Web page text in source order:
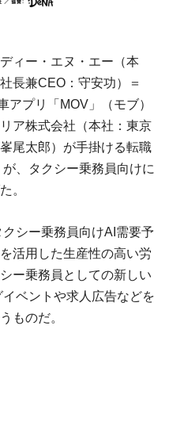
ィー・エヌ・エー（本
長兼CEO：守安功）＝
アプリ「MOV」（モブ）
ア株式会社（本社：東京
尾太郎）が手掛ける転職
、タクシー乗務員向けに
。
シー乗務員向けAI需要予
活用した生産性の高い労
ー乗務員としての新しい
ベントや求人広告などを
ものだ。